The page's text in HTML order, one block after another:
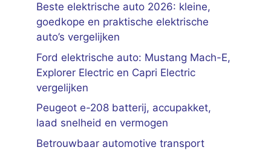
Beste elektrische auto 2026: kleine,
goedkope en praktische elektrische
auto’s vergelijken
Ford elektrische auto: Mustang Mach-E,
Explorer Electric en Capri Electric
vergelijken
Peugeot e-208 batterij, accupakket,
laad snelheid en vermogen
Betrouwbaar automotive transport